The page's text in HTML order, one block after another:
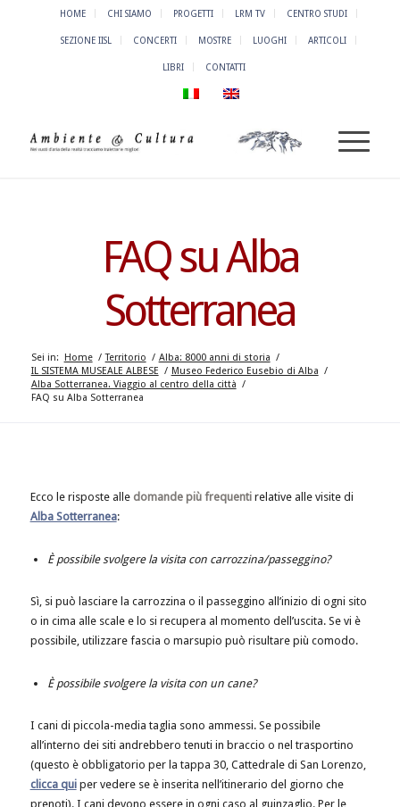
HOME CHI SIAMO PROGETTI LRM TV CENTRO STUDI
SEZIONE IISL CONCERTI MOSTRE LUOGHI ARTICOLI
LIBRI CONTATTI
FAQ su Alba
Sotterranea
Sei in: Home / Territorio / Alba: 8000 anni di storia /
IL SISTEMA MUSEALE ALBESE / Museo Federico Eusebio di Alba /
Alba Sotterranea. Viaggio al centro della città /
FAQ su Alba Sotterranea
Ecco le risposte alle domande più frequentirelative alle visite di
Alba Sotterranea:
È possibile svolgere la visita con carrozzina/passeggino?
Sì, si può lasciare la carrozzina o il passeggino all’inizio di ogni sito
o in cima alle scale e lo si recupera al momento dell’uscita. Se vi è
possibile, utilizzare fascia o marsupio può risultare più comodo.
È possibile svolgere la visita con un cane?
I cani di piccola-media taglia sono ammessi. Se possibile
all’interno dei siti andrebbero tenuti in braccio o nel trasportino
(questo è obbligatorio per la tappa 30, Cattedrale di San Lorenzo,
clicca quiper vedere se è inserita nell’itinerario del giorno che
prenoti). I cani devono essere in ogni caso al guinzaglio. Per le